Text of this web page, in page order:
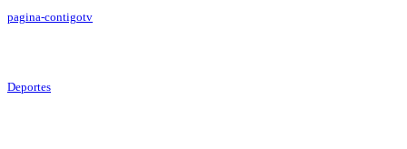
pagina-contigotv
Deportes